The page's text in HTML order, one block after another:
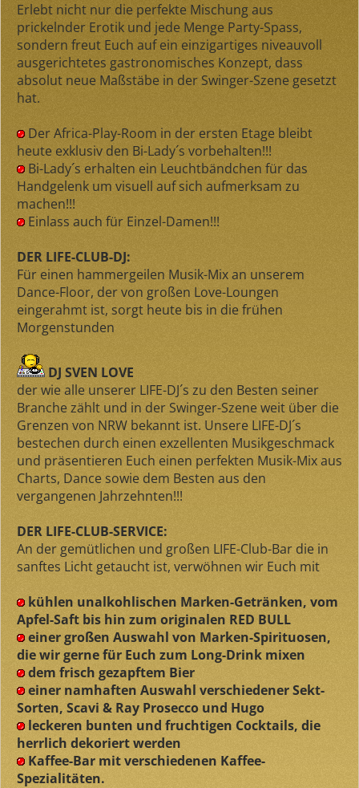
Erlebt nicht nur die perfekte Mischung aus
prickelnder Erotik und jede Menge Party-Spass,
sondern freut Euch auf ein einzigartiges niveauvoll
ausgerichtetes gastronomisches Konzept, dass
absolut neue Maßstäbe in der Swinger-Szene gesetzt
hat.
Der Africa-Play-Room in der ersten Etage bleibt
heute exklusiv den Bi-Lady´s vorbehalten!!!
Bi-Lady´s erhalten ein Leuchtbändchen für das
Handgelenk um visuell auf sich aufmerksam zu
machen!!!
Einlass auch für Einzel-Damen!!!
DER LIFE-CLUB-DJ:
Für einen hammergeilen Musik-Mix an unserem
Dance-Floor, der von großen Love-Loungen
eingerahmt ist, sorgt heute bis in die frühen
Morgenstunden
DJ SVEN LOVE
der wie alle unserer LIFE-DJ´s zu den Besten seiner
Branche zählt und in der Swinger-Szene weit über die
Grenzen von NRW bekannt ist. Unsere LIFE-DJ´s
bestechen durch einen exzellenten Musikgeschmack
und präsentieren Euch einen perfekten Musik-Mix aus
Charts, Dance sowie dem Besten aus den
vergangenen Jahrzehnten!!!
DER LIFE-CLUB-SERVICE:
An der gemütlichen und großen LIFE-Club-Bar die in
sanftes Licht getaucht ist, verwöhnen wir Euch mit
kühlen unalkohlischen Marken-Getränken, vom
Apfel-Saft bis hin zum originalen RED BULL
einer großen Auswahl von Marken-Spirituosen,
die wir gerne für Euch zum Long-Drink mixen
dem frisch gezapftem Bier
einer namhaften Auswahl verschiedener Sekt-
Sorten, Scavi & Ray Prosecco und Hugo
leckeren bunten und fruchtigen Cocktails, die
herrlich dekoriert werden
Kaffee-Bar mit verschiedenen Kaffee-
Spezialitäten.